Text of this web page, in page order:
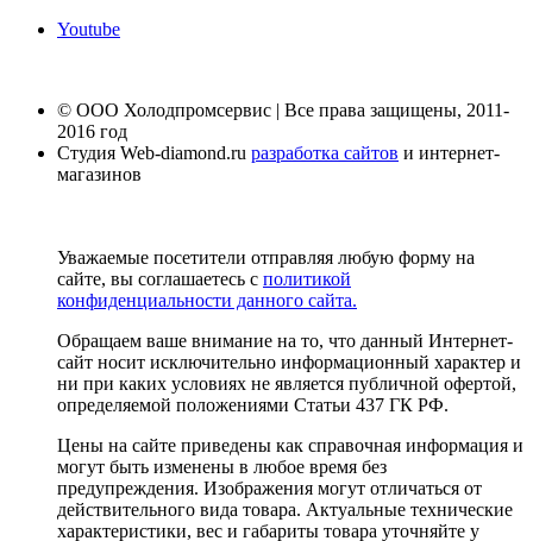
Youtube
© ООО Холодпромсервис | Все права защищены, 2011-
2016 год
Студия Web-diamond.ru разработка сайтов и интернет-
магазинов
Уважаемые посетители отправляя любую форму на
сайте, вы соглашаетесь с политикой
конфиденциальности данного сайта.
Обращаем ваше внимание на то, что данный Интернет-
сайт носит исключительно информационный характер и
ни при каких условиях не является публичной офертой,
определяемой положениями Статьи 437 ГК РФ.
Цены на сайте приведены как справочная информация и
могут быть изменены в любое время без
предупреждения. Изображения могут отличаться от
действительного вида товара. Актуальные технические
характеристики, вес и габариты товара уточняйте у